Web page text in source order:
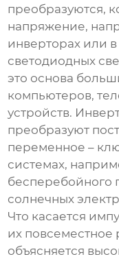
преобразуются,
напряжение,
инверторах или
светодиодных
это основа
компьютеров,
устройств.
преобразуют
переменное –
системах,
бесперебойного
солнечных
Что касается
их повсеместное
объясняется